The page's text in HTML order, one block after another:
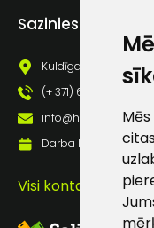
Sazinies ar mums
Kuldīgas iela 69a,
(+ 371) 63 881 186
info@hards.lv
Darba laiks:
Visi kontakti